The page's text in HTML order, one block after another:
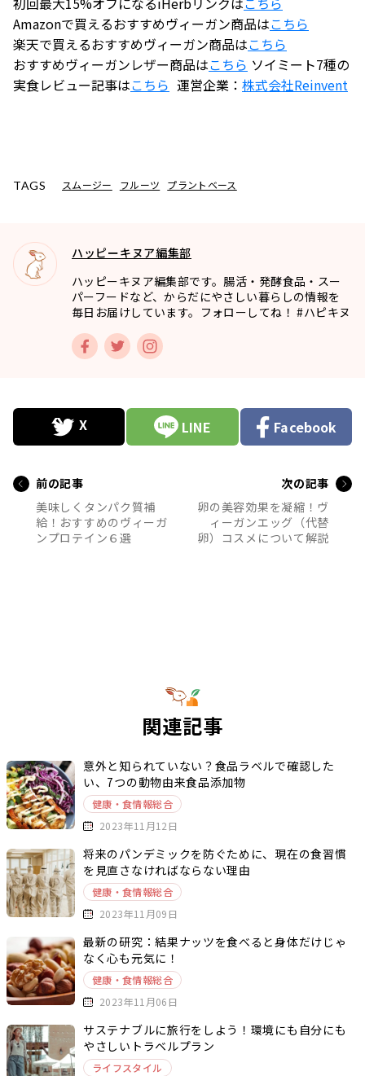
Amazonで買えるおすすめヴィーガン商品はこちら
楽天で買えるおすすめヴィーガン商品はこちら
おすすめヴィーガンレザー商品はこちら ソイミート7種の
実食レビュー記事はこちら 運営企業： 株式会社Reinvent
TAGS スムージー フルーツ プラントベース
ハッピーキヌア編集部
ハッピーキヌア編集部です。腸活・発酵食品・スー
パーフードなど、からだにやさしい暮らしの情報を
毎日お届けしています。フォローしてね！ #ハピキヌ
LINE Facebook
前の記事
美味しくタンパク質補
給！おすすめのヴィーガ
ンプロテイン６選
次の記事
卵の美容効果を凝縮！ヴ
ィーガンエッグ（代替
卵）コスメについて解説
関連記事
意外と知られていない？食品ラベルで確認した
い、7つの動物由来食品添加物
健康・食情報総合
2023年11月12日
将来のパンデミックを防ぐために、現在の食習慣
を見直さなければならない理由
健康・食情報総合
2023年11月09日
最新の研究：結果ナッツを食べると身体だけじゃ
なく心も元気に！
健康・食情報総合
2023年11月06日
サステナブルに旅行をしよう！環境にも自分にも
やさしいトラベルプラン
ライフスタイル